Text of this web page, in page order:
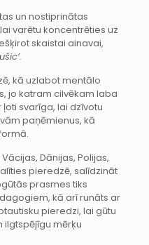
un nostiprinātas
varētu koncentrēties uz
skaistai ainavai,
kā uzlabot mentālo
jo katram cilvēkam laba
svarīga, lai dzīvotu
paņēmienus, kā
Dānijas, Polijas,
pieredzē, salīdzināt
prasmes tiks
kā arī runāts ar
pieredzi, lai gūtu
mērķu